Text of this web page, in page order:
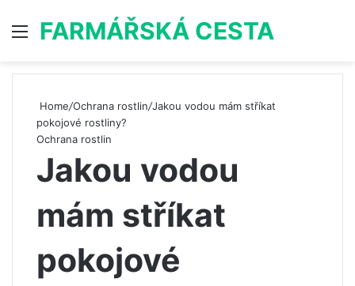
Menu
FARMÁŘSKÁ CESTA
Home/Ochrana rostlin/Jakou vodou mám stříkat
pokojové rostliny?
Ochrana rostlin
Jakou vodou
mám stříkat
pokojové